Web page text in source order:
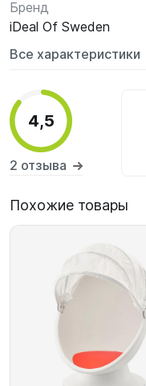
Бренд
iDeal Of Sweden
Все характеристики
4,5
2 отзыва
Похожие товары